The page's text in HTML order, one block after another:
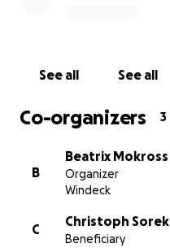
See all See all
Co-organizers 3
B
Beatrix Mokross
Organizer
Windeck
C
Christoph Sorek
Beneficiary